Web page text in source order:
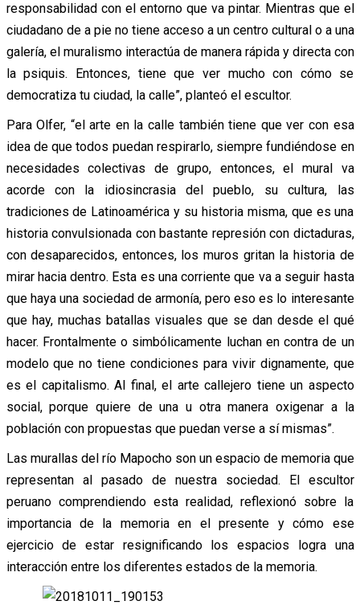
responsabilidad con el entorno que va pintar. Mientras que el
ciudadano de a pie no tiene acceso a un centro cultural o a una
galería, el muralismo interactúa de manera rápida y directa con
la psiquis. Entonces, tiene que ver mucho con cómo se
democratiza tu ciudad, la calle”, planteó el escultor.
Para Olfer, “el arte en la calle también tiene que ver con esa
idea de que todos puedan respirarlo, siempre fundiéndose en
necesidades colectivas de grupo, entonces, el mural va
acorde con la idiosincrasia del pueblo, su cultura, las
tradiciones de Latinoamérica y su historia misma, que es una
historia convulsionada con bastante represión con dictaduras,
con desaparecidos, entonces, los muros gritan la historia de
mirar hacia dentro. Esta es una corriente que va a seguir hasta
que haya una sociedad de armonía, pero eso es lo interesante
que hay, muchas batallas visuales que se dan desde el qué
hacer. Frontalmente o simbólicamente luchan en contra de un
modelo que no tiene condiciones para vivir dignamente, que
es el capitalismo. Al final, el arte callejero tiene un aspecto
social, porque quiere de una u otra manera oxigenar a la
población con propuestas que puedan verse a sí mismas”.
Las murallas del río Mapocho son un espacio de memoria que
representan al pasado de nuestra sociedad. El escultor
peruano comprendiendo esta realidad, reflexionó sobre la
importancia de la memoria en el presente y cómo ese
ejercicio de estar resignificando los espacios logra una
interacción entre los diferentes estados de la memoria.